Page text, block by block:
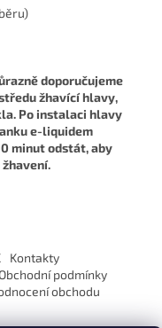
doporučujeme
žhavící hlavy,
Po instalaci hlavy
e-liquidem
minut odstát, aby
Kontakty
Obchodní podmínky
obchodu